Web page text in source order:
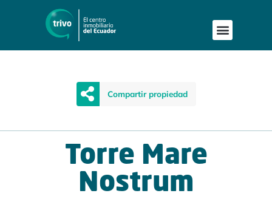
Compartir propiedad
Torre Mare
Nostrum